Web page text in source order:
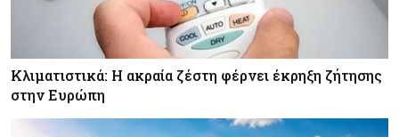
Κλιματιστικά: Η ακραία ζέστη φέρνει έκρηξη ζήτησης
στην Ευρώπη